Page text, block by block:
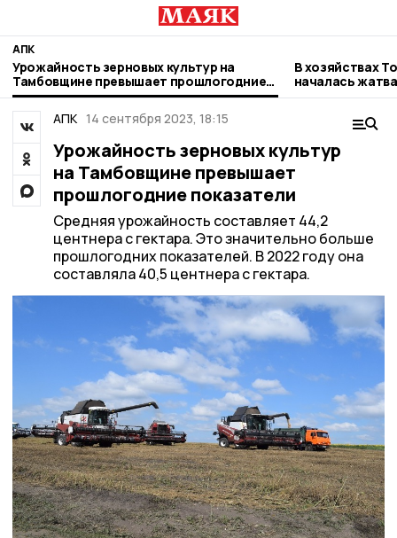
АПК
Урожайность зерновых культур на
Тамбовщине превышает прошлогодние
показатели
В хозяйствах
началась жатва
АПК 14 сентября 2023, 18:15
Урожайность зерновых культур
на Тамбовщине превышает
прошлогодние показатели
Средняя урожайность составляет 44,2
центнера с гектара. Это значительно больше
прошлогодних показателей. В 2022 году она
составляла 40,5 центнера с гектара.